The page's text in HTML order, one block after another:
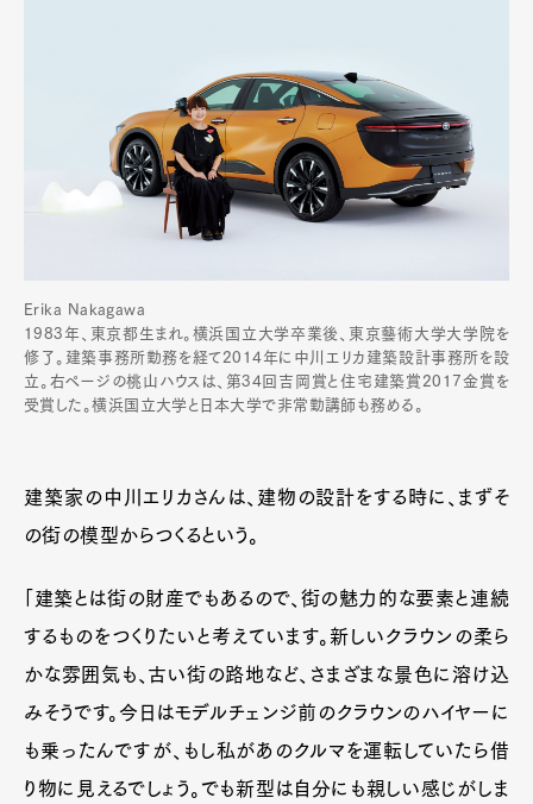
Erika Nakagawa
1983年、東京都生まれ。横浜国立大学卒業後、東京藝術大学大学院を
修了。建築事務所勤務を経て2014年に中川エリカ建築設計事務所を設
立。右ページの桃山ハウスは、第34回吉岡賞と住宅建築賞2017金賞を
受賞した。横浜国立大学と日本大学で非常勤講師も務める。
建築家の中川エリカさんは、建物の設計をする時に、まずそ
の街の模型からつくるという。
「建築とは街の財産でもあるので、街の魅力的な要素と連続
するものをつくりたいと考えています。新しいクラウンの柔ら
かな雰囲気も、古い街の路地など、さまざまな景色に溶け込
みそうです。今日はモデルチェンジ前のクラウンのハイヤーに
も乗ったんですが、もし私があのクルマを運転していたら借
り物に見えるでしょう。でも新型は自分にも親しい感じがしま